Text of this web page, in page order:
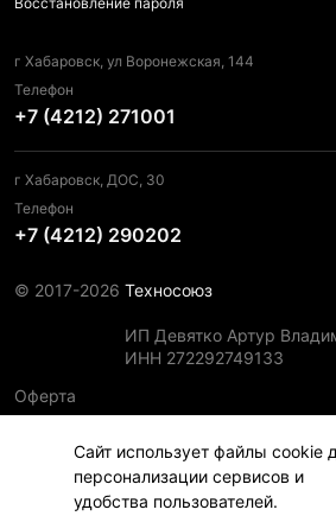
Сайт использует файлы cookie
персонализации сервисов и
удобства пользователей.
г Хабаровск, ул Воронежская, 144
Телефон
+7 (4212) 271001
г Хабаровск, ДОС, 30
Телефон
+7 (4212) 290202
© 2017-2026 Техносоюз
ИП Девятко Артур
ИНН 272292749133
Оферта
Политика конфиденциальности
Политика использования файлов cookie